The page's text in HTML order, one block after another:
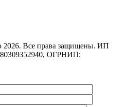
Все права защищены. ИП
ОГРНИП: